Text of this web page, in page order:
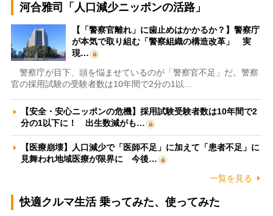
河合雅司「人口減少ニッポンの活路」
【「警察官離れ」に歯止めはかかるか？】警察庁
が本気で取り組む「警察組織の構造改革」 実
現…
警察庁が目下、頭を悩ませているのが「警察官不足」だ。警察
官の採用試験の受験者数は10年間で2分の1以…
【安全・安心ニッポンの危機】採用試験受験者数は10年間で2
分の1以下に！ 出生数減がも…
【医療崩壊】人口減少で「医師不足」に加えて「患者不足」に
見舞われ地域医療が限界に 今後…
一覧を見る
快適クルマ生活 乗ってみた、使ってみた